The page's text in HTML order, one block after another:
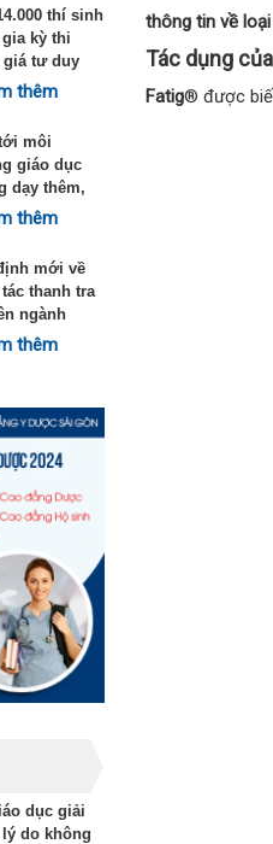
thí sinh
kỳ thi
giá tư duy
2025
thêm
môi
giáo dục
dạy thêm,
thêm
mới về
thanh tra
ngành
vực giáo
thêm
dục giải
do không
thông tin về
Tác dụng
Fatig® được